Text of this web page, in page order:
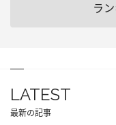
ラ
LATEST
最新の記事